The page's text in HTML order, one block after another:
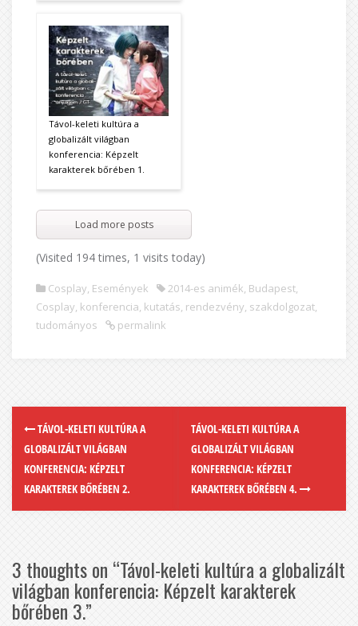
Távol-keleti kultúra a
globalizált világban
konferencia: Képzelt
karakterek bőrében 1.
Load more posts
(Visited 194 times, 1 visits today)
Cosplay, Események 2014-es animék, Budapest,
Cosplay, konferencia, kutatás, rendezvény, szakdolgozat,
tudományos
permalink
TÁVOL-KELETI KULTÚRA A
GLOBALIZÁLT VILÁGBAN
KONFERENCIA: KÉPZELT
KARAKTEREK BŐRÉBEN 2.
TÁVOL-KELETI KULTÚRA A
GLOBALIZÁLT VILÁGBAN
KONFERENCIA: KÉPZELT
KARAKTEREK BŐRÉBEN 4.
3 thoughts on “Távol-keleti kultúra a globalizált
világban konferencia: Képzelt karakterek
bőrében 3.”